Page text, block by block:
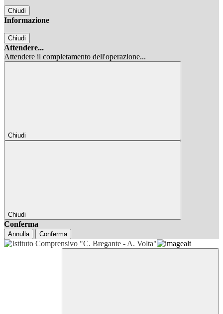
Chiudi
Informazione
Chiudi
Attendere...
Attendere il completamento dell'operazione...
Chiudi
Chiudi
Conferma
Annulla Conferma